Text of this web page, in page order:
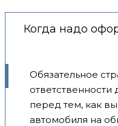
Когда надо
Обязательное
перед тем, как вы
автомобиля на